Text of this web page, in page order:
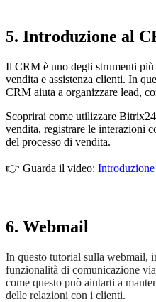
5. Introduzione al
Il CRM è uno degli strumenti
vendita e assistenza clienti. In
CRM aiuta a organizzare lead,
Scoprirai come utilizzare
vendita, registrare le interazioni
del processo di vendita.
👉 Guarda il video:
6. Webmail
In questo tutorial sulla webmail,
funzionalità di comunicazione
come questo può aiutarti a
delle relazioni con i clienti.